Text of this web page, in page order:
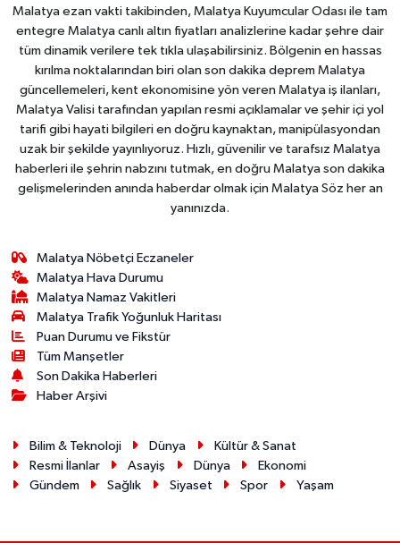
Malatya ezan vakti takibinden, Malatya Kuyumcular Odası ile tam
entegre Malatya canlı altın fiyatları analizlerine kadar şehre dair
tüm dinamik verilere tek tıkla ulaşabilirsiniz. Bölgenin en hassas
kırılma noktalarından biri olan son dakika deprem Malatya
güncellemeleri, kent ekonomisine yön veren Malatya iş ilanları,
Malatya Valisi tarafından yapılan resmi açıklamalar ve şehir içi yol
tarifi gibi hayati bilgileri en doğru kaynaktan, manipülasyondan
uzak bir şekilde yayınlıyoruz. Hızlı, güvenilir ve tarafsız Malatya
haberleri ile şehrin nabzını tutmak, en doğru Malatya son dakika
gelişmelerinden anında haberdar olmak için Malatya Söz her an
yanınızda.
Malatya Nöbetçi Eczaneler
Malatya Hava Durumu
Malatya Namaz Vakitleri
Malatya Trafik Yoğunluk Haritası
Puan Durumu ve Fikstür
Tüm Manşetler
Son Dakika Haberleri
Haber Arşivi
Bilim & Teknoloji Dünya
Kültür & Sanat
Resmi İlanlar
Asayiş Dünya
Ekonomi
Gündem
Sağlık Siyaset Spor Yaşam